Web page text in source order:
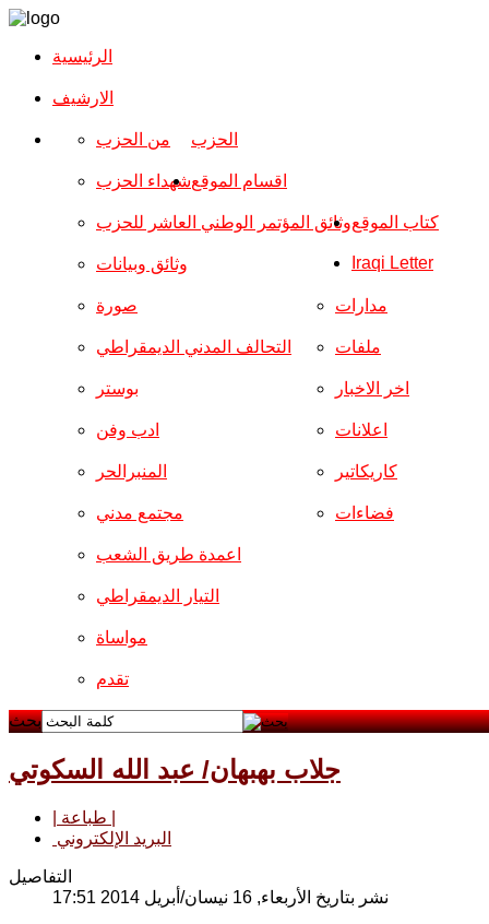
الرئيسية
الارشیف
الحزب من الحزب
شهداء الحزب
وثائق المؤتمر الوطني العاشر للحزب
وثائق وبيانات
اقسام الموقع
صورة
التحالف المدني الديمقراطي
بوستر
ادب وفن
المنبرالحر
مجتمع مدني
مدارات
ملفات
اخر الاخبار
اعلانات
كاريكاتير
فضاءات
اعمدة طريق الشعب
التيار الديمقراطي
مواساة
تقدم
كتاب الموقع
Iraqi Letter
بحث
جلاب بهبهان/ عبد الله السكوتي
البريد الإلكتروني
التفاصيل
نشر بتاريخ الأربعاء, 16 نيسان/أبريل 2014 17:51